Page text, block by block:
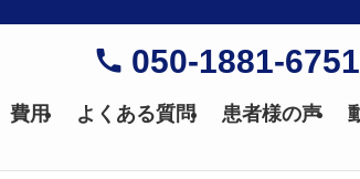
費用 よくある質問 患者様の声
050-1881-6751